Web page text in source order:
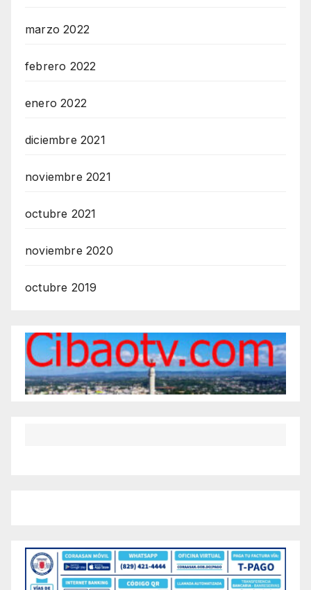
marzo 2022
febrero 2022
enero 2022
diciembre 2021
noviembre 2021
octubre 2021
noviembre 2020
octubre 2019